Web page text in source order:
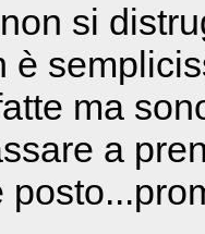
si
è
ma
a